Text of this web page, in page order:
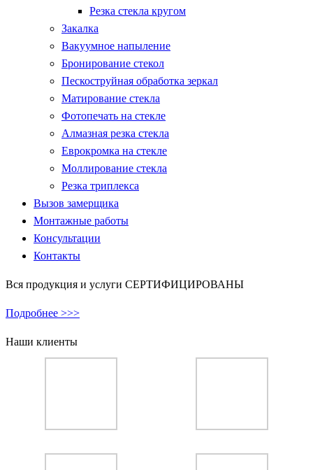
Резка стекла кругом
Закалка
Вакуумное напыление
Бронирование стекол
Пескоструйная обработка зеркал
Матирование стекла
Фотопечать на стекле
Алмазная резка стекла
Еврокромка на стекле
Моллирование стекла
Резка триплекса
Вызов замерщика
Монтажные работы
Консультации
Контакты
Вся продукция и услуги СЕРТИФИЦИРОВАНЫ
Подробнее >>>
Наши клиенты